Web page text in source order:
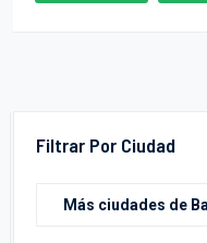
Filtrar Por Ciudad